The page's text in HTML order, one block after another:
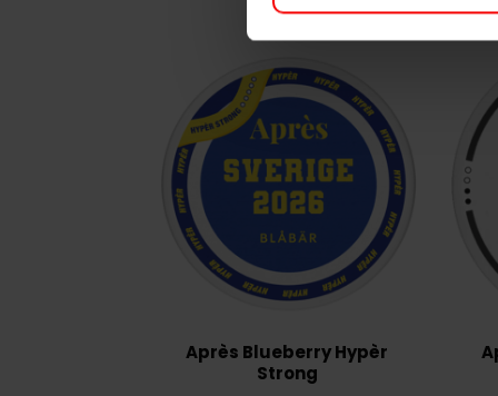
Après Blueberry Hypèr
Strong